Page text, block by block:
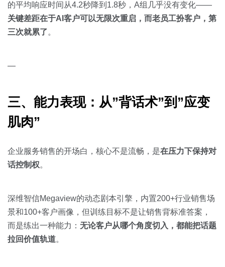
的平均响应时间从4.2秒降到1.8秒，A组几乎没有变化——
关键差距在于AI客户可以无限次重启，而老员工扮客户，第
三次就累了。
—
三、能力表现：从”背话术”到”应变
肌肉”
企业服务销售的开场白，核心不是流畅，是在压力下保持对
话控制权。
深维智信Megaview的动态剧本引擎，内置200+行业销售场
景和100+客户画像，但训练目标不是让销售背标准答案，
而是练出一种能力： 无论客户从哪个角度切入，都能把话题
拉回价值轨道。